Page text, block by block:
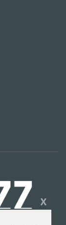
X